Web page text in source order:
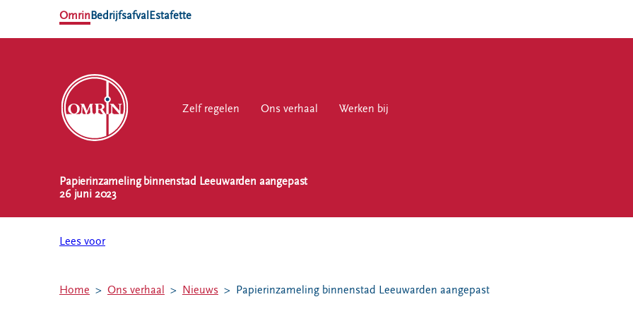
OmrinBedrijfsafval Estafette
Zelf regelen Ons verhaal Werken bij
Zelf regelen Ons verhaal Werken bij
EN
Zelf regelen
Afvalkalender
Afval scheiden
Omrin
Contact
Klantenservice
SYP
Papierinzameling binnenstad Leeuwarden aangepast
26 juni 2023
Lees voor
Home Ons verhaal Nieuws Papierinzameling binnenstad Leeuwarden aangepast